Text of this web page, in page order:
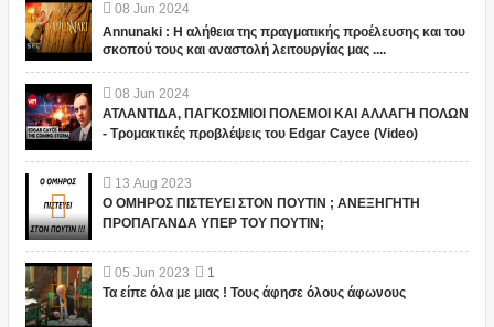
08 Jun 2024
Annunaki : Η αλήθεια της πραγματικής προέλευσης και του
σκοπού τους και αναστολή λειτουργίας μας ....
08 Jun 2024
ΑΤΛΑΝΤΙΔΑ, ΠΑΓΚΟΣΜΙΟΙ ΠΟΛΕΜΟΙ ΚΑΙ ΑΛΛΑΓΗ ΠΟΛΩΝ
- Τρομακτικές προβλέψεις του Edgar Cayce (Video)
13 Aug 2023
Ο ΟΜΗΡΟΣ ΠΙΣΤΕΥΕΙ ΣΤΟΝ ΠΟΥΤΙΝ ; ΑΝΕΞΗΓΗΤΗ
ΠΡΟΠΑΓΑΝΔΑ ΥΠΕΡ ΤΟΥ ΠΟΥΤΙΝ;
05 Jun 2023
1
Τα είπε όλα με μιας ! Τους άφησε όλους άφωνους